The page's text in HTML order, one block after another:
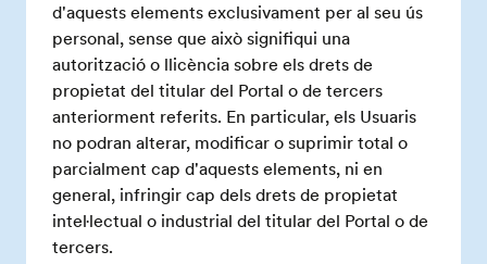
d'aquests elements exclusivament per al seu ús
personal, sense que això signifiqui una
autorització o llicència sobre els drets de
propietat del titular del Portal o de tercers
anteriorment referits. En particular, els Usuaris
no podran alterar, modificar o suprimir total o
parcialment cap d'aquests elements, ni en
general, infringir cap dels drets de propietat
intel·lectual o industrial del titular del Portal o de
tercers.